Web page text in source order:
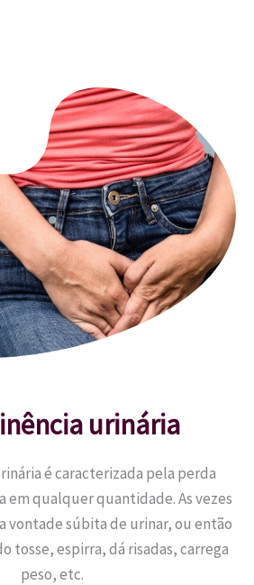
urinária
é caracterizada pela perda
em qualquer quantidade. As vezes
vontade súbita de urinar, ou então
tosse, espirra, dá risadas, carrega
peso, etc.